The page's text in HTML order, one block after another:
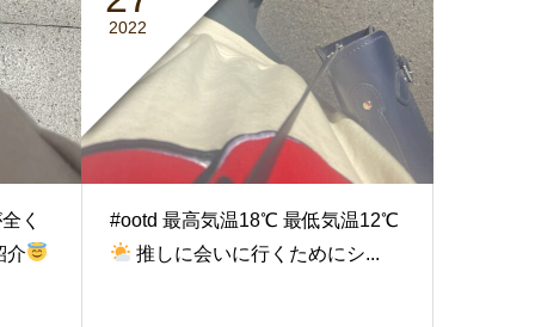
く
介
2022
#ootd 最高気温18℃ 最低気温12℃
推しに会いに行くためにシ...